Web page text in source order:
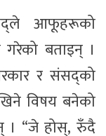
आफूहरूको
गरेको बताइन् ।
र संसद्को
विषय बनेको
। “जे होस्, रुँदै